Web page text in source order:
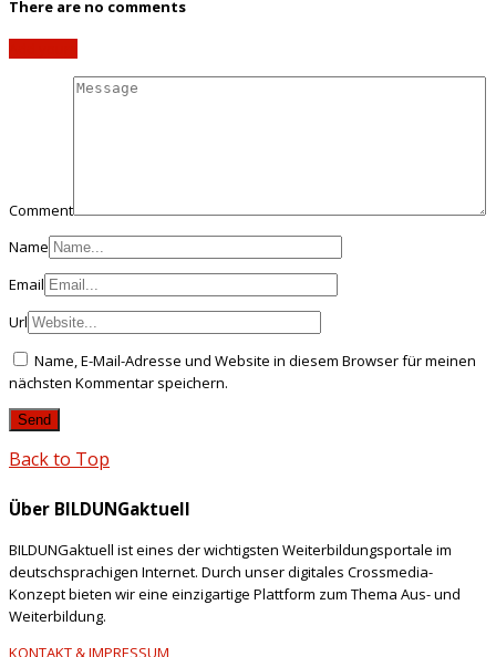
There are no comments
Comment
Name
Email
Url
Name, E-Mail-Adresse und Website in diesem Browser für meinen
nächsten Kommentar speichern.
Back to Top
Über BILDUNGaktuell
BILDUNGaktuell ist eines der wichtigsten Weiterbildungsportale im
deutschsprachigen Internet. Durch unser digitales Crossmedia-
Konzept bieten wir eine einzigartige Plattform zum Thema Aus- und
Weiterbildung.
KONTAKT & IMPRESSUM